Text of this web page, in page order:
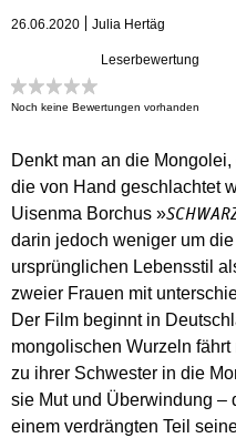
26.06.2020 Julia Hertäg
Leserbewertung
Noch keine Bewertungen vorhanden
Denkt man an die
die von Hand geschlachtet
Uisenma Borchus »
darin jedoch weniger um
ursprünglichen Lebensstil
zweier Frauen mit
Der Film beginnt in
mongolischen Wurzeln
zu ihrer Schwester in die
sie Mut und Überwindung –
einem verdrängten Teil